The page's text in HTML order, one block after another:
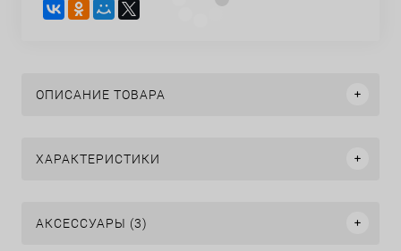
ОПИСАНИЕ ТОВАРА
ХАРАКТЕРИСТИКИ
АКСЕССУАРЫ (3)